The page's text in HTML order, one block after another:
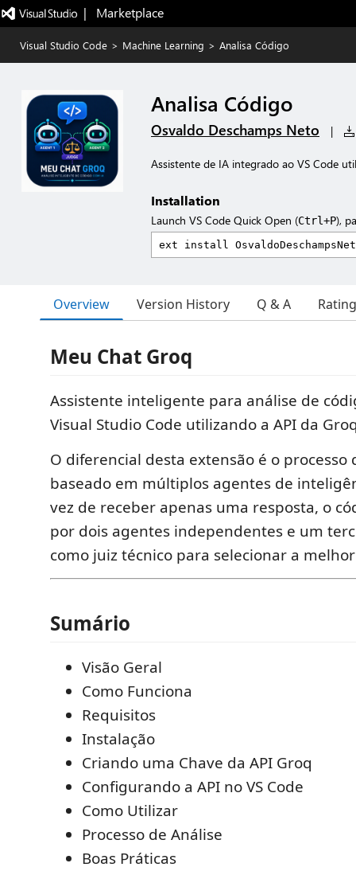
|   Marketplace
Visual Studio Code > Machine Learning > Analisa Código
Analisa Código
Osvaldo Deschamps Neto |
Assistente de IA integrado ao VS Code
Installation
Launch VS Code Quick Open (Ctrl+P),
Overview Version History Q & A
Meu Chat Groq
Assistente inteligente para análise de
Visual Studio Code utilizando a API da
O diferencial desta extensão é o processo
baseado em múltiplos agentes de
vez de receber apenas uma resposta, o
por dois agentes independentes e um
como juiz técnico para selecionar a
Sumário
Visão Geral
Como Funciona
Requisitos
Instalação
Criando uma Chave da API Groq
Configurando a API no VS Code
Como Utilizar
Processo de Análise
Boas Práticas